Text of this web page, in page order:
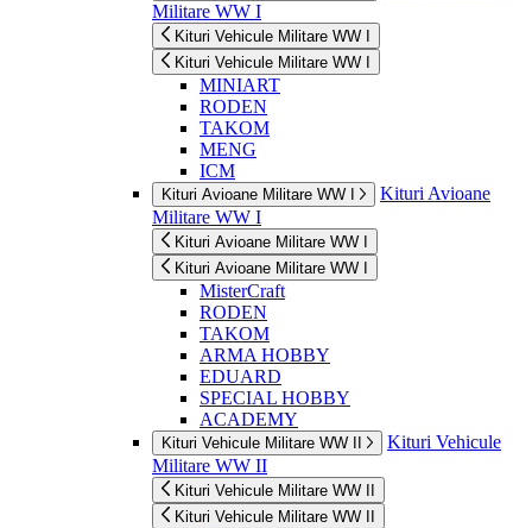
Militare WW I
Kituri Vehicule Militare WW I
Kituri Vehicule Militare WW I
MINIART
RODEN
TAKOM
MENG
ICM
Kituri Avioane Militare WW I
Kituri Avioane
Militare WW I
Kituri Avioane Militare WW I
Kituri Avioane Militare WW I
MisterCraft
RODEN
TAKOM
ARMA HOBBY
EDUARD
SPECIAL HOBBY
ACADEMY
Kituri Vehicule Militare WW II
Kituri Vehicule
Militare WW II
Kituri Vehicule Militare WW II
Kituri Vehicule Militare WW II